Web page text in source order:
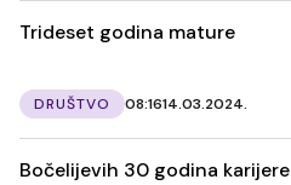
Trideset godina mature
DRUŠTVO 08:1614.03.2024.
Bočelijevih 30 godina karijere